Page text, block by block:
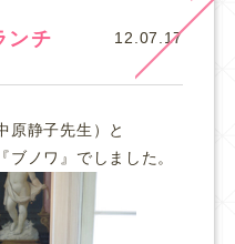
ンチ 12.07.17
原静子先生）と
ノワ』でしました。